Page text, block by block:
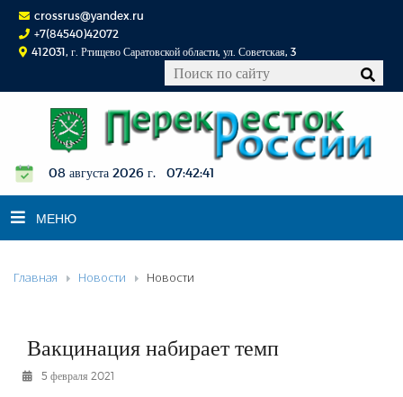
crossrus@yandex.ru
+7(84540)42072
412031, г. Ртищево Саратовской области, ул. Советская, 3
08 августа 2026 г. 07:42:41
МЕНЮ
НОВОСТИ
К СВЕДЕНИЮ
КОНКУРСЫ
Главная Новости Новости
Вакцинация набирает темп
5 февраля 2021